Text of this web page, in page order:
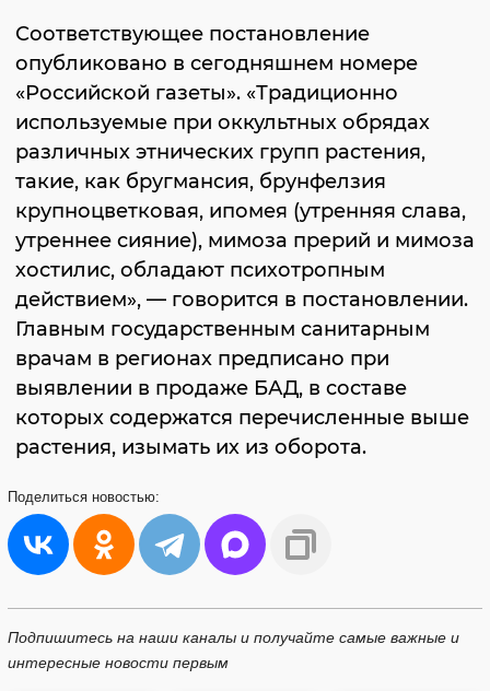
Соответствующее постановление
опубликовано в сегодняшнем номере
«Российской газеты». «Традиционно
используемые при оккультных обрядах
различных этнических групп растения,
такие, как бругмансия, брунфелзия
крупноцветковая, ипомея (утренняя слава,
утреннее сияние), мимоза прерий и мимоза
хостилис, обладают психотропным
действием», — говорится в постановлении.
Главным государственным санитарным
врачам в регионах предписано при
выявлении в продаже БАД, в составе
которых содержатся перечисленные выше
растения, изымать их из оборота.
Поделиться новостью:
Подпишитесь на наши каналы и получайте самые важные и
интересные новости первым